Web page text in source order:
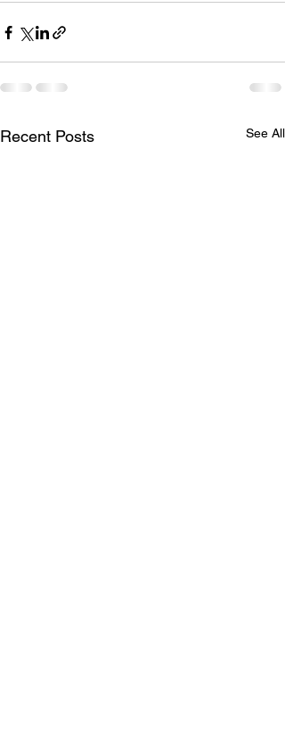
Recent Posts See All